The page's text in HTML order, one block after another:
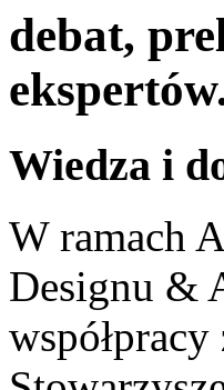
debat,
Wiedza i
W ramach
Designu &